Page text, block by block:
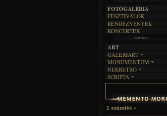
FOTÓGALÉRIA
FESZTIVÁLOK
RENDEZVÉNYEK
KONCERTEK
ART
GALERIART
ARTGALERI
KÉPREGÉNYEK
LAKÁSKULTS
MONUMENTUM
TEMETŐK
TEMPLOMOK
HELYEK
NEKRETRO
SZUBKULT
RELIKVIÁK
SCRIPTA
NOVELLÁK
HALÁLTÁNC
1 százalék »